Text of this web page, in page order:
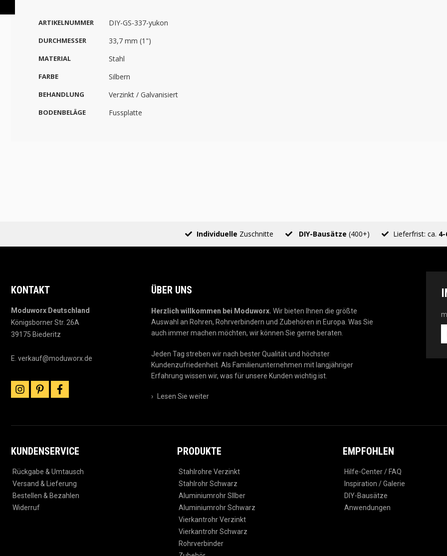
ARTIKELNUMMER DIY-GS-337-yukon
DURCHMESSER 33,7 mm (1")
MATERIAL Stahl
FARBE Silbern
BEHANDLUNG Verzinkt / Galvanisiert
BODENBELÄGE Fussplatte
Individuelle Zuschnitte DIY-Bausätze (400+) Lieferfrist: ca.
KONTAKT
Moduworx Deutschland
Königsborner Str. 26A
39175 Biederitz
E. verkauf@moduworx.de
instagram
pinterestfacebook
ÜBER UNS
Herzlich willkommen bei Moduworx. Wir bieten Ihnen die größte
Auswahl an Rohren, Rohrverbindern und Zubehören in Europa. Was Sie
auch immer machen möchten, wir können Sie gerne beraten.
Jeden Tag streben wir nach bester Qualität und höchster
Kundenzufriedenheit. Als Familienunternehmen mit langjähriger
Erfahrung wissen wir, was für unsere Kunden wichtig ist.
› Lesen Sie weiter
KUNDENSERVICE
Rückgabe & Umtausch
Versand & Lieferung
Bestellen & Bezahlen
Widerruf
PRODUKTE
Stahlrohre Verzinkt
Stahlrohr Schwarz
Aluminiumrohr SIlber
Aluminiumrohr Schwarz
Vierkantrohr Verzinkt
Vierkantrohr Schwarz
Rohrverbinder
EMPFOHLEN
Hilfe-Center / FAQ
Inspiration / Galerie
DIY-Bausätze
Anwendungen